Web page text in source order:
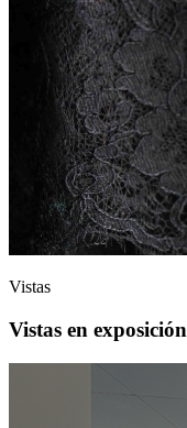
Vistas
Vistas en exposición